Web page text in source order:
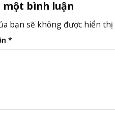
một bình luận
bạn sẽ không được hiển thị
*